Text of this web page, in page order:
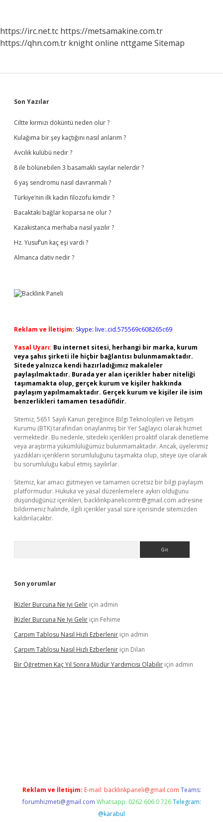
https://irc.net.tc https://metsamakine.com.tr
https://qhn.com.tr knight online nttgame Sitemap
Sidebar
Son Yazılar
Ciltte kırmızı döküntü neden olur ?
Kulağıma bir şey kaçtığını nasıl anlarım ?
Avcılık kulübü nedir ?
8 ile bölünebilen 3 basamaklı sayılar nelerdir ?
6 yaş sendromu nasıl davranmalı ?
Türkiye’nin ilk kadın filozofu kimdir ?
Bacaktaki bağlar koparsa ne olur ?
Kazakistanca merhaba nasıl yazılır ?
Hz. Yusuf’un kaç eşi vardı ?
Almanca dativ nedir ?
Reklam ve İletişim: Skype: live:.cid.575569c608265c69
Yasal Uyarı: Bu internet sitesi, herhangi bir marka, kurum
veya şahıs şirketi ile hiçbir bağlantısı bulunmamaktadır.
Sitede yalnızca kendi hazırladığımız makaleler
paylaşılmaktadır. Burada yer alan içerikler haber niteliği
taşımamakta olup, gerçek kurum ve kişiler hakkında
paylaşım yapılmamaktadır. Gerçek kurum ve kişiler ile isim
benzerlikleri tamamen tesadüfidir.
Sitemiz, 5651 Sayılı Kanun gereğince Bilgi Teknolojileri ve İletişim
Kurumu (BTK) tarafından onaylanmış bir Yer Sağlayıcı olarak hizmet
vermektedir. Bu nedenle, sitedeki içerikleri proaktif olarak denetleme
veya araştırma yükümlülüğümüz bulunmamaktadır. Ancak, üyelerimiz
yazdıkları içeriklerin sorumluluğunu taşımakta olup, siteye üye olarak
bu sorumluluğu kabul etmiş sayılırlar.
Sitemiz, kar amacı gütmeyen ve tamamen ücretsiz bir bilgi paylaşım
platformudur. Hukuka ve yasal düzenlemelere aykırı olduğunu
düşündüğünüz içerikleri, backlinkpanelicomtr@gmail.com adresine
bildirmeniz halinde, ilgili içerikler yasal süre içerisinde sitemizden
kaldırılacaktır.
Son yorumlar
İKizler Burcuna Ne Iyi Gelir için admin
İKizler Burcuna Ne Iyi Gelir için Fehime
Çarpım Tablosu Nasıl Hızlı Ezberlenir için admin
Çarpım Tablosu Nasıl Hızlı Ezberlenir için Dilan
Bir Öğretmen Kaç Yıl Sonra Müdür Yardımcısı Olabilir için admin
Reklam ve İletişim: E-mail: backlinkpaneli@gmail.com Teams:
forumhizmeti@gmail.com Whatsapp: 0262 606 0 726 Telegram:
@karabul